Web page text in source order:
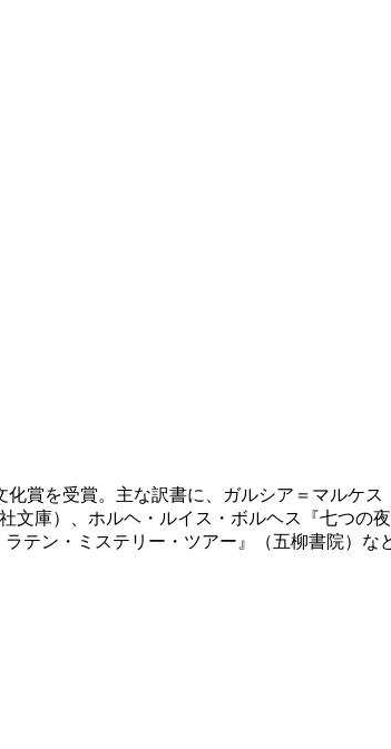
賞を受賞。主な訳書に、ガルシア＝マルケス
庫）、ホルヘ・ルイス・ボルヘス『七つの
テン・ミステリー・ツアー』（五柳書院）な